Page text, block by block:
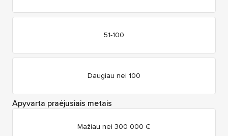
51-100
Daugiau nei 100
Apyvarta praėjusiais metais
Mažiau nei 300 000 €